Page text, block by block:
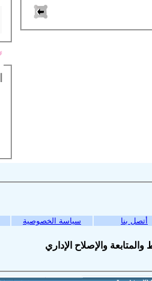
أتصل بنا سياسة الخصوصية
والإصلاح الإداري